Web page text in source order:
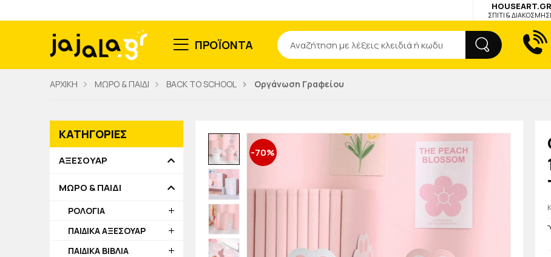
HOUSEART.GR
ΣΠΙΤΙ &
ΠΡΟΪΟΝΤΑ
Αναζήτηση
ΑΡΧΙΚΗ ΜΩΡΟ & ΠΑΙΔΙ BACK TO SCHOOL Οργάνωση Γραφείου
-70%
ΚΑΤΗΓΟΡΙΕΣ
ΑΞΕΣΟΥΑΡ
ΜΩΡΟ & ΠΑΙΔΙ
ΡΟΛΟΓΙΑ
ΠΑΙΔΙΚΑ ΑΞΕΣΟΥΑΡ
ΠΑΙΔΙΚΑ ΒΙΒΛΙΑ